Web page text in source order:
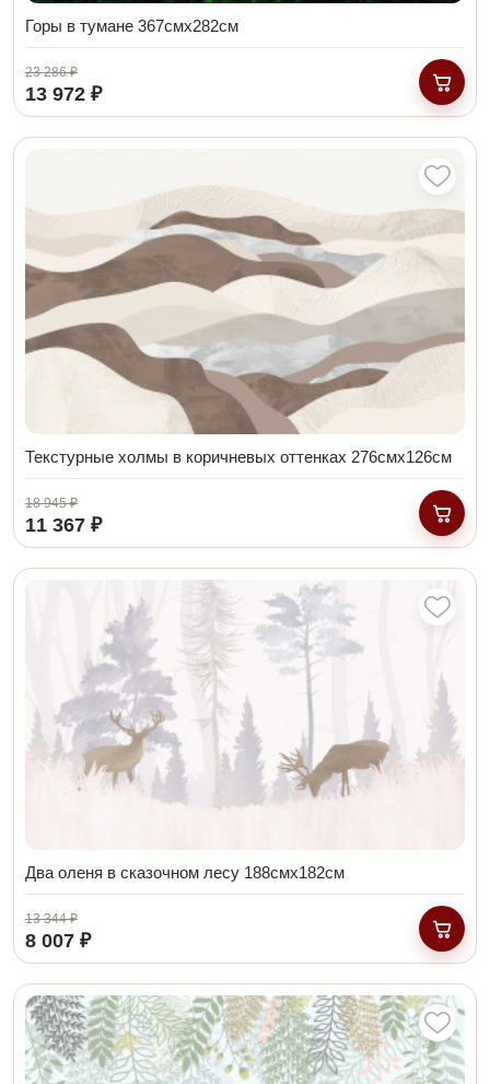
Горы в тумане 367смх282см
23 286 ₽
13 972 ₽ В
Текстурные холмы в коричневых оттенках 276смх126см
18 945 ₽
11 367 ₽ В
Два оленя в сказочном лесу 188смх182см
13 344 ₽
8 007 ₽ В